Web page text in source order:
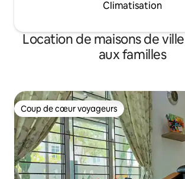
Climatisation
Location de maisons de
aux familles
Coup de cœur voyageurs
Coup de cœur voyageurs